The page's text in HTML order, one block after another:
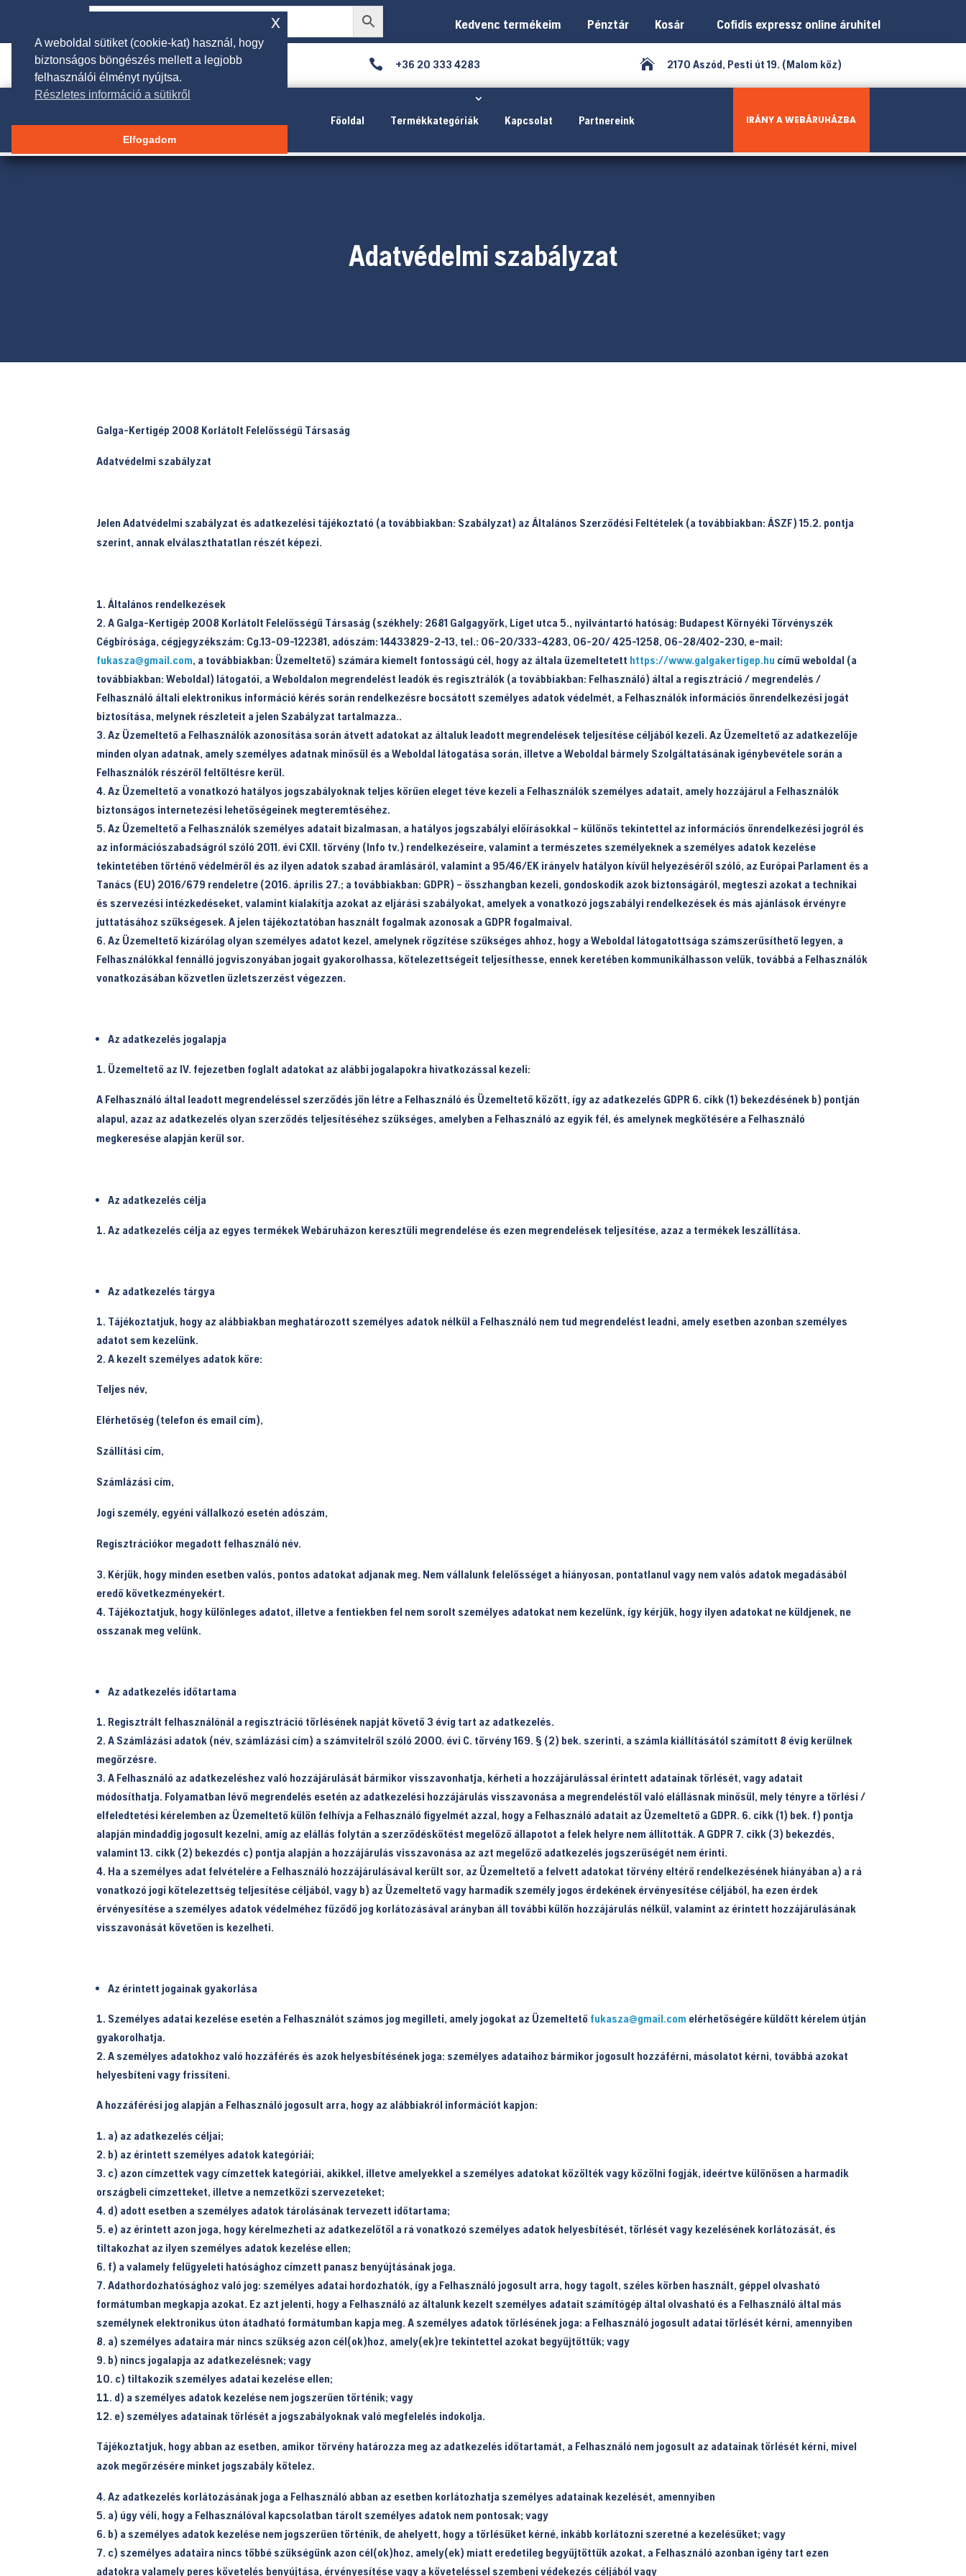
Kedvenc termékeim Pénztár Kosár Cofidis expressz online áruhitel
 rendeles@galgakertigep.hu  +36 20 333 4283  2170 Aszód, Pesti út 19. (Malom köz)
Főoldal Termékkategóriák Kapcsolat Partnereink IRÁNY A WEBÁRUHÁZBA
Adatvédelmi szabályzat
Galga-Kertigép 2008 Korlátolt Felelősségű Társaság
Adatvédelmi szabályzat
Jelen Adatvédelmi szabályzat és adatkezelési tájékoztató (a továbbiakban:Szabályzat) az Általános Szerződési Feltételek (a továbbiakban:ÁSZF) 15.2. pontja
szerint, annak elválaszthatatlan részét képezi.
Általános rendelkezések
A Galga-Kertigép 2008 Korlátolt Felelősségű Társaság (székhely: 2681 Galgagyörk, Liget utca 5., nyilvántartó hatóság: Budapest Környéki Törvényszék
Cégbírósága, cégjegyzékszám: Cg.13-09-122381, adószám: 14433829-2-13, tel.: 06-20/333-4283, 06-20/ 425-1258, 06-28/402-230, e-mail:
fukasza@gmail.com, a továbbiakban: Üzemeltető) számára kiemelt fontosságú cél, hogy az általa üzemeltetett https://www.galgakertigep.hu című weboldal (a
továbbiakban:Weboldal) látogatói, a Weboldalon megrendelést leadók és regisztrálók (a továbbiakban: Felhasználó) által a regisztráció / megrendelés /
Felhasználó általi elektronikus információ kérés során rendelkezésre bocsátott személyes adatok védelmét, a Felhasználók információs önrendelkezési jogát
biztosítása, melynek részleteit a jelen Szabályzat tartalmazza..
Az Üzemeltető a Felhasználók azonosítása során átvett adatokat az általuk leadott megrendelések teljesítése céljából kezeli. Az Üzemeltető az adatkezelője
minden olyan adatnak, amely személyes adatnak minősül és a Weboldal látogatása során, illetve a Weboldal bármely Szolgáltatásának igénybevétele során a
Felhasználók részéről feltöltésre kerül.
Az Üzemeltető a vonatkozó hatályos jogszabályoknak teljes körűen eleget téve kezeli a Felhasználók személyes adatait, amely hozzájárul a Felhasználók
biztonságos internetezési lehetőségeinek megteremtéséhez.
Az Üzemeltető a Felhasználók személyes adatait bizalmasan, a hatályos jogszabályi előírásokkal – különös tekintettel az információs önrendelkezési jogról és
az információszabadságról szóló 2011. évi CXII. törvény (Info tv.) rendelkezéseire, valamint a természetes személyeknek a személyes adatok kezelése
tekintetében történő védelméről és az ilyen adatok szabad áramlásáról, valamint a 95/46/EK irányelv hatályon kívül helyezéséről szóló, az Európai Parlament és a
Tanács (EU) 2016/679 rendeletre (2016. április 27.; a továbbiakban: GDPR) – összhangban kezeli, gondoskodik azok biztonságáról, megteszi azokat a technikai
és szervezési intézkedéseket, valamint kialakítja azokat az eljárási szabályokat, amelyek a vonatkozó jogszabályi rendelkezések és más ajánlások érvényre
juttatásához szükségesek. A jelen tájékoztatóban használt fogalmak azonosak a GDPR fogalmaival.
Az Üzemeltető kizárólag olyan személyes adatot kezel, amelynek rögzítése szükséges ahhoz, hogy a Weboldal látogatottsága számszerűsíthető legyen, a
Felhasználókkal fennálló jogviszonyában jogait gyakorolhassa, kötelezettségeit teljesíthesse, ennek keretében kommunikálhasson velük, továbbá a Felhasználók
vonatkozásában közvetlen üzletszerzést végezzen.
Az adatkezelés jogalapja
Üzemeltető az IV. fejezetben foglalt adatokat az alábbi jogalapokra hivatkozással kezeli:
A Felhasználó által leadott megrendeléssel szerződés jön létre a Felhasználó és Üzemeltető között, így az adatkezelés GDPR 6. cikk (1) bekezdésének b) pontján
alapul, azaz az adatkezelés olyan szerződés teljesítéséhez szükséges, amelyben a Felhasználó az egyik fél, és amelynek megkötésére a Felhasználó
megkeresése alapján kerül sor.
Az adatkezelés célja
Az adatkezelés célja az egyes termékek Webáruházon keresztüli megrendelése és ezen megrendelések teljesítése, azaz a termékek leszállítása.
Az adatkezelés tárgya
Tájékoztatjuk, hogy az alábbiakban meghatározott személyes adatok nélkül a Felhasználó nem tud megrendelést leadni, amely esetben azonban személyes
adatot sem kezelünk.
A kezelt személyes adatok köre:
Teljes név,
Elérhetőség (telefon és email cím),
Szállítási cím,
Számlázási cím,
Jogi személy, egyéni vállalkozó esetén adószám,
Regisztrációkor megadott felhasználó név.
Kérjük, hogy minden esetben valós, pontos adatokat adjanak meg. Nem vállalunk felelősséget a hiányosan, pontatlanul vagy nem valós adatok megadásából
eredő következményekért.
Tájékoztatjuk, hogy különleges adatot, illetve a fentiekben fel nem sorolt személyes adatokat nem kezelünk, így kérjük, hogy ilyen adatokat ne küldjenek, ne
osszanak meg velünk.
Az adatkezelés időtartama
Regisztrált felhasználónál a regisztráció törlésének napját követő 3 évig tart az adatkezelés.
A Számlázási adatok (név, számlázási cím) a számvitelről szóló 2000. évi C. törvény 169. § (2) bek. szerinti, a számla kiállításától számított 8 évig kerülnek
megőrzésre.
A Felhasználó az adatkezeléshez való hozzájárulását bármikor visszavonhatja, kérheti a hozzájárulással érintett adatainak törlését, vagy adatait
módosíthatja. Folyamatban lévő megrendelés esetén az adatkezelési hozzájárulás visszavonása a megrendeléstől való elállásnak minősül, mely tényre a törlési /
elfeledtetési kérelemben az Üzemeltető külön felhívja a Felhasználó figyelmét azzal, hogy a Felhasználó adatait az Üzemeltető a GDPR. 6. cikk (1) bek. f) pontja
alapján mindaddig jogosult kezelni, amíg az elállás folytán a szerződéskötést megelőző állapotot a felek helyre nem állították. A GDPR 7. cikk (3) bekezdés,
valamint 13. cikk (2) bekezdés c) pontja alapján a hozzájárulás visszavonása az azt megelőző adatkezelés jogszerűségét nem érinti.
Ha a személyes adat felvételére a Felhasználó hozzájárulásával került sor, az Üzemeltető a felvett adatokat törvény eltérő rendelkezésének hiányában a) a rá
vonatkozó jogi kötelezettség teljesítése céljából, vagy b) az Üzemeltető vagy harmadik személy jogos érdekének érvényesítése céljából, ha ezen érdek
érvényesítése a személyes adatok védelméhez fűződő jog korlátozásával arányban áll további külön hozzájárulás nélkül, valamint az érintett hozzájárulásának
visszavonását követően is kezelheti.
Az érintett jogainak gyakorlása
Személyes adatai kezelése esetén a Felhasználót számos jog megilleti, amely jogokat az Üzemeltető fukasza@gmail.com elérhetőségére küldött kérelem útján
gyakorolhatja.
A személyes adatokhoz való hozzáférés és azok helyesbítésének joga: személyes adataihoz bármikor jogosult hozzáférni, másolatot kérni, továbbá azokat
helyesbíteni vagy frissíteni.
A hozzáférési jog alapján a Felhasználó jogosult arra, hogy az alábbiakról információt kapjon:
a) az adatkezelés céljai;
b) az érintett személyes adatok kategóriái;
c) azon címzettek vagy címzettek kategóriái, akikkel, illetve amelyekkel a személyes adatokat közölték vagy közölni fogják, ideértve különösen a harmadik
országbeli címzetteket, illetve a nemzetközi szervezeteket;
d) adott esetben a személyes adatok tárolásának tervezett időtartama;
e) az érintett azon joga, hogy kérelmezheti az adatkezelőtől a rá vonatkozó személyes adatok helyesbítését, törlését vagy kezelésének korlátozását, és
tiltakozhat az ilyen személyes adatok kezelése ellen;
f) a valamely felügyeleti hatósághoz címzett panasz benyújtásának joga.
Adathordozhatósághoz való jog: személyes adatai hordozhatók, így a Felhasználó jogosult arra, hogy tagolt, széles körben használt, géppel olvasható
formátumban megkapja azokat. Ez azt jelenti, hogy a Felhasználó az általunk kezelt személyes adatait számítógép által olvasható és a Felhasználó által más
személynek elektronikus úton átadható formátumban kapja meg. A személyes adatok törlésének joga: a Felhasználó jogosult adatai törlését kérni, amennyiben
a) személyes adataira már nincs szükség azon cél(ok)hoz, amely(ek)re tekintettel azokat begyűjtöttük; vagy
b) nincs jogalapja az adatkezelésnek; vagy
c) tiltakozik személyes adatai kezelése ellen;
d) a személyes adatok kezelése nem jogszerűen történik; vagy
e) személyes adatainak törlését a jogszabályoknak való megfelelés indokolja.
Tájékoztatjuk, hogy abban az esetben, amikor törvény határozza meg az adatkezelés időtartamát, a Felhasználó nem jogosult az adatainak törlését kérni, mivel
azok megőrzésére minket jogszabály kötelez.
Az adatkezelés korlátozásának joga a Felhasználó abban az esetben korlátozhatja személyes adatainak kezelését, amennyiben
a) úgy véli, hogy a Felhasználóval kapcsolatban tárolt személyes adatok nem pontosak; vagy
b) a személyes adatok kezelése nem jogszerűen történik, de ahelyett, hogy a törlésüket kérné, inkább korlátozni szeretné a kezelésüket; vagy
c) személyes adataira nincs többé szükségünk azon cél(ok)hoz, amely(ek) miatt eredetileg begyűjtöttük azokat, a Felhasználó azonban igény tart ezen
adatokra valamely peres követelés benyújtása, érvényesítése vagy a követeléssel szembeni védekezés céljából vagy
A weboldal sütiket (cookie-kat) használ, hogy
biztonságos böngészés mellett a legjobb
felhasználói élményt nyújtsa.
Részletes információ a sütikről
Elfogadom
x